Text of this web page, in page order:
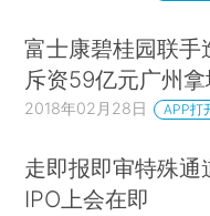
富士康碧桂园联手
斥资59亿元广州
2018年02月28日 APP打
走即报即审特殊通
IPO上会在即